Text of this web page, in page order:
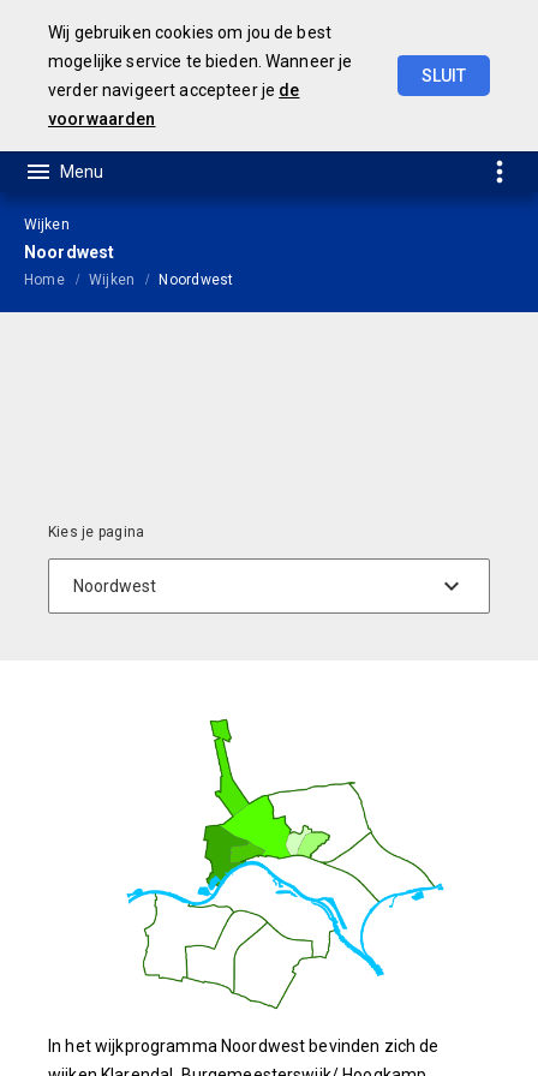
Wij gebruiken cookies om jou de best
mogelijke service te bieden. Wanneer je
verder navigeert accepteer je de
voorwaarden
SLUIT
Wijken
Noordwest
Home Wijken Noordwest
In het wijkprogramma Noordwest bevinden zich de